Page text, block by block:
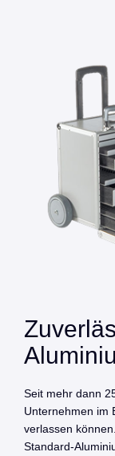
Seit mehr dann
Unternehmen im
verlassen
Standard-